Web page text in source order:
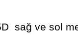
sağ ve sol